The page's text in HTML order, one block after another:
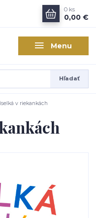
Menu
Hľadať
0 ks
0,00 €
v riekankách